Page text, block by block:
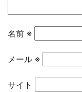
名前 ※
メール ※
サイト